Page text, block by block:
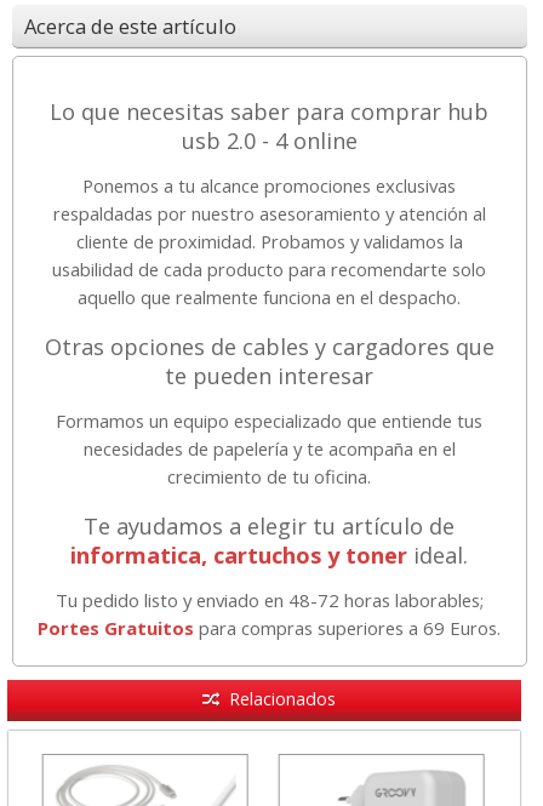
Acerca de este artículo
Lo que necesitas saber para comprar hub
usb 2.0 - 4 online
Ponemos a tu alcance promociones exclusivas
respaldadas por nuestro asesoramiento y atención al
cliente de proximidad. Probamos y validamos la
usabilidad de cada producto para recomendarte solo
aquello que realmente funciona en el despacho.
Otras opciones de cables y cargadores que
te pueden interesar
Formamos un equipo especializado que entiende tus
necesidades de papelería y te acompaña en el
crecimiento de tu oficina.
Te ayudamos a elegir tu artículo de
informatica, cartuchos y toner ideal.
Tu pedido listo y enviado en 48-72 horas laborables;
Portes Gratuitos para compras superiores a 69 Euros.
Relacionados